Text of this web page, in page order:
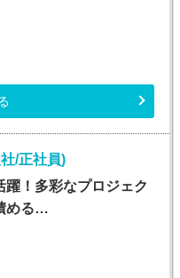
/正社員)
躍！多彩なプロジェク
める…